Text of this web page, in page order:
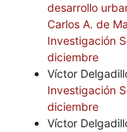
desarrollo
Carlos A. de
Investigación
diciembre
Víctor
Investigación
diciembre
Víctor